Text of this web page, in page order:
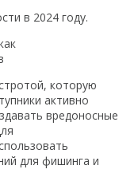
в 2024 году.
которую
активно
вредоносные
для фишинга и